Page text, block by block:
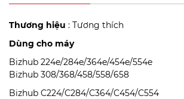
Thương hiệu : Tương thích
Dùng cho máy
Bizhub 224e/284e/364e/454e/554e
Bizhub 308/368/458/558/658
Bizhub C224/C284/C364/C454/C554